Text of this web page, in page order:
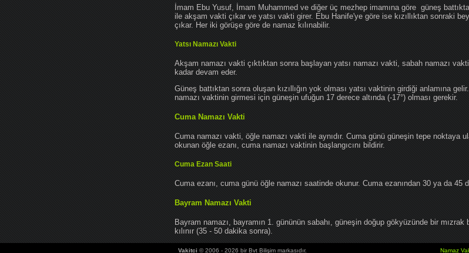
İmam Ebu Yusuf, İmam Muhammed ve diğer üç mezhep imamına göre güneş
ile akşam vakti çıkar ve yatsı vakti girer. Ebu Hanife'ye göre ise kızıllıktan sonraki
çıkar. Her iki görüşe göre de namaz kılınabilir.
Yatsı Namazı Vakti
Akşam namazı vakti çıktıktan sonra başlayan yatsı namazı vakti, sabah namazı
kadar devam eder.
Güneş battıktan sonra oluşan kızıllığın yok olması yatsı vaktinin girdiği anlamına
namazı vaktinin girmesi için güneşin ufuğun 17 derece altında (-17°) olması gerekir.
Cuma Namazı Vakti
Cuma namazı vakti, öğle namazı vakti ile aynıdır. Cuma günü güneşin tepe noktaya
okunan öğle ezanı, cuma namazı vaktinin başlangıcını bildirir.
Cuma Ezan Saati
Cuma ezanı, cuma günü öğle namazı saatinde okunur. Cuma ezanından 30 ya da 45
Bayram Namazı Vakti
Bayram namazı, bayramın 1. gününün sabahı, güneşin doğup gökyüzünde bir
kılınır (35 - 50 dakika sonra).
Vakitci © 2006 - 2026 bir Bvt Bilişim markasıdır. Namaz